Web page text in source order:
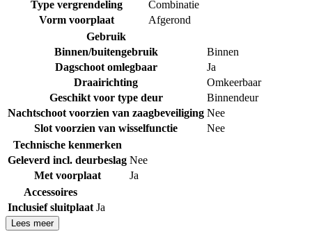
Type vergrendeling
Combinatie
Vorm voorplaat
Afgerond
Gebruik
Binnen/buitengebruik
Binnen
Dagschoot omlegbaar
Ja
Draairichting
Omkeerbaar
Geschikt voor type deur
Binnendeur
Nachtschoot voorzien van zaagbeveiliging Nee
Slot voorzien van wisselfunctie
Nee
Technische kenmerken
Geleverd incl. deurbeslag Nee
Met voorplaat
Ja
Accessoires
Inclusief sluitplaat Ja
Lees meer